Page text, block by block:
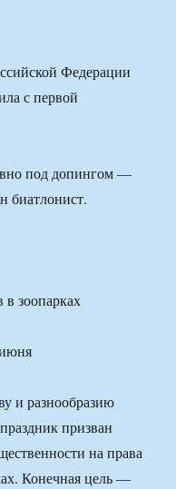
Федерации
с первой
под допингом —
биатлонист.
зоопарках
и разнообразию
призван
на права
Конечная цель —